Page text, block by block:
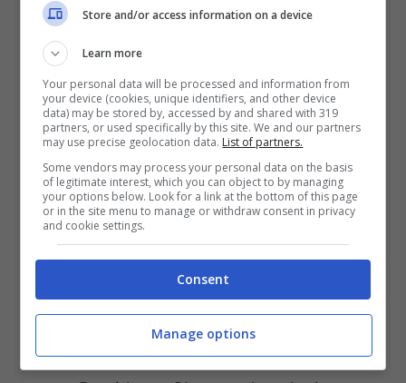
protezione ambientale. La Howard
University le ha assegnato il suo
Outstanding Alumni Award per
“opera straordinaria nei campi della
legge e del servizio pubblico.
Curiosità:importanti riviste
americane sia giuridiche che di altor
genere l’hanno definita in questi anni
fra le donne più influenti ed
importanti. Gode dell’appoggio di
personaggi illustri del mondo della
politica statunitense fra cui l’ex
Store and/or access information on a device
Learn more
Your personal data will be processed and information from
your device (cookies, unique identifiers, and other device
data) may be stored by, accessed by and shared with 319
partners, or used specifically by this site. We and our partners
may use precise geolocation data. List of partners.
Some vendors may process your personal data on the basis
of legitimate interest, which you can object to by managing
your options below. Look for a link at the bottom of this page
or in the site menu to manage or withdraw consent in privacy
and cookie settings.
Consent
Manage options